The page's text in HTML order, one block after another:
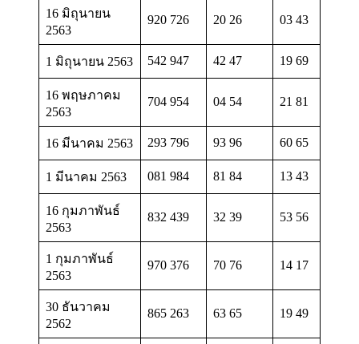
16 มิถุนายน
2563
920 726 20 26 03 43
1 มิถุนายน 2563 542 947 42 47 19 69
16 พฤษภาคม
2563
704 954 04 54 21 81
16 มีนาคม 2563 293 796 93 96 60 65
1 มีนาคม 2563 081 984 81 84 13 43
16 กุมภาพันธ์
2563
832 439 32 39 53 56
1 กุมภาพันธ์
2563
970 376 70 76 14 17
30 ธันวาคม
2562
865 263 63 65 19 49